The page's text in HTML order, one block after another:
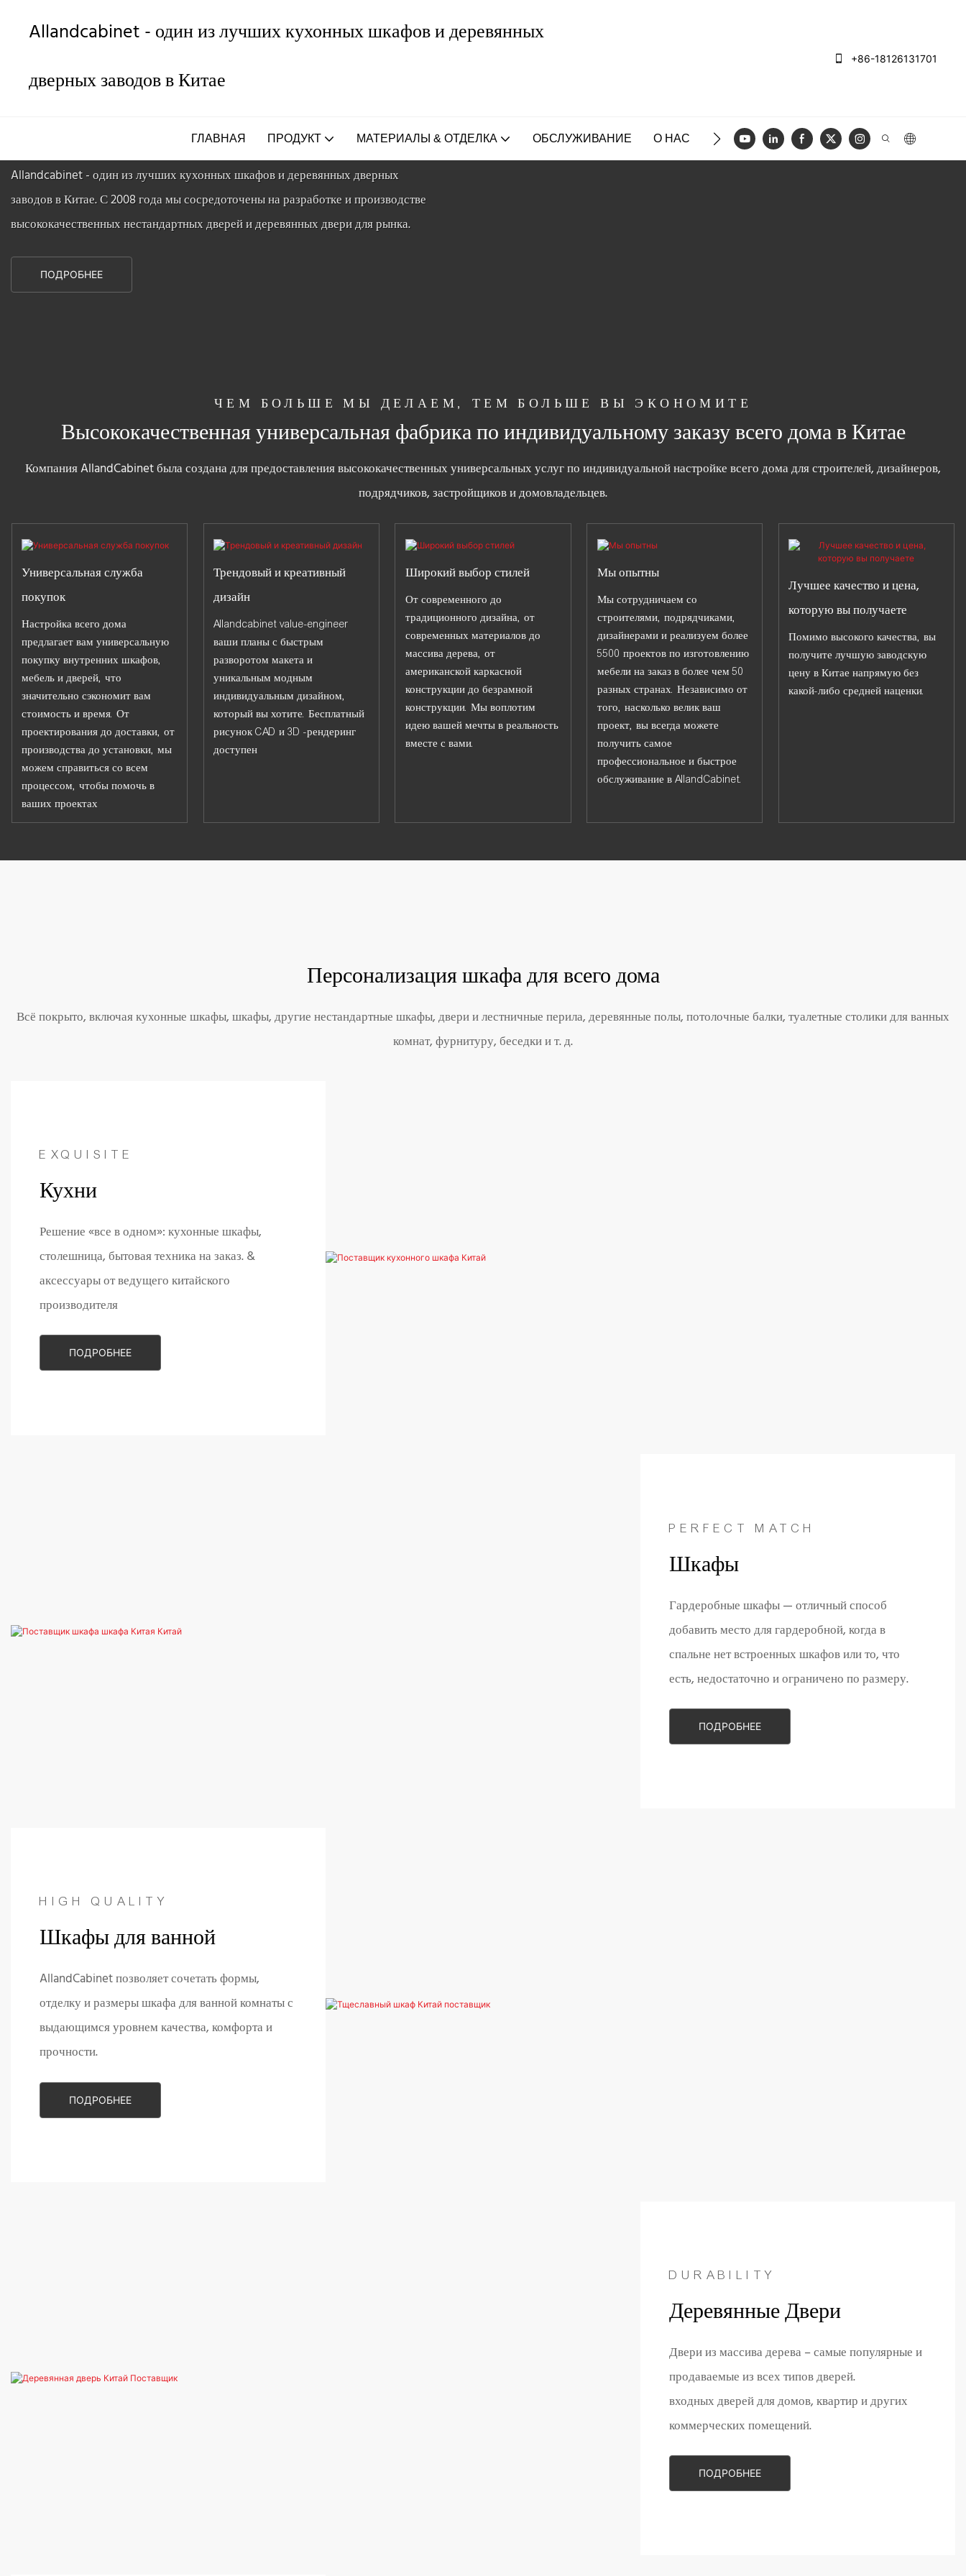
Allandcabinet - один из лучших кухонных шкафов и деревянных
дверных заводов в Китае
+86-18126131701
ГЛАВНАЯ ПРОДУКТ МАТЕРИАЛЫ & ОТДЕЛКА ОБСЛУЖИВАНИЕ О НАС ЧЕХЛЫ БЛОГ ВИДЕО
Лучшая фабрика настройки всего дома в
Allandcabinet - один из лучших кухонных шкафов и деревянных дверных
заводов в Китае. С 2008 года мы сосредоточены на разработке и производстве
высококачественных нестандартных дверей и деревянных двери для рынка.
ПОДРОБНЕЕ
ЧЕМ БОЛЬШЕ МЫ ДЕЛАЕМ, ТЕМ БОЛЬШЕ ВЫ ЭКОНОМИТЕ
Высококачественная универсальная фабрика по индивидуальному заказу всего дома в Китае
Компания AllandCabinet была создана для предоставления высококачественных универсальных услуг по индивидуальной настройке всего дома для строителей, дизайнеров,
подрядчиков, застройщиков и домовладельцев.
Универсальная служба
покупок
Настройка всего дома
предлагает вам универсальную
покупку внутренних шкафов,
мебель и дверей, что
значительно сэкономит вам
стоимость и время. От
проектирования до доставки, от
производства до установки, мы
можем справиться со всем
процессом, чтобы помочь в
ваших проектах
Трендовый и креативный
дизайн
Allandcabinet value-engineer
ваши планы с быстрым
разворотом макета и
уникальным модным
индивидуальным дизайном,
который вы хотите. Бесплатный
рисунок CAD и 3D -рендеринг
доступен
Широкий выбор стилей
От современного до
традиционного дизайна, от
современных материалов до
массива дерева, от
американской каркасной
конструкции до безрамной
конструкции. Мы воплотим
идею вашей мечты в реальность
вместе с вами.
Мы опытны
Мы сотрудничаем со
строителями, подрядчиками,
дизайнерами и реализуем более
5500 проектов по изготовлению
мебели на заказ в более чем 50
разных странах. Независимо от
того, насколько велик ваш
проект, вы всегда можете
получить самое
профессиональное и быстрое
обслуживание в AllandCabinet.
Лучшее качество и цена,
которую вы получаете
Помимо высокого качества, вы
получите лучшую заводскую
цену в Китае напрямую без
какой-либо средней наценки.
Персонализация шкафа для всего дома
Всё покрыто,включая кухонные шкафы, шкафы, другие нестандартные шкафы, двери и лестничные перила, деревянные полы, потолочные балки, туалетные столики для ванных
комнат, фурнитуру, беседки и т. д.
EXQUISITE
Кухни
Решение «все в одном»: кухонные шкафы,
столешница, бытовая техника на заказ. &
аксессуары от ведущего китайского
производителя
ПОДРОБНЕЕ
PERFECT MATCH
Шкафы
Гардеробные шкафы — отличный способ
добавить место для гардеробной, когда в
спальне нет встроенных шкафов или то, что
есть, недостаточно и ограничено по размеру.
ПОДРОБНЕЕ
HIGH QUALITY
Шкафы для ванной
AllandCabinet позволяет сочетать формы,
отделку и размеры шкафа для ванной комнаты с
выдающимся уровнем качества, комфорта и
прочности.
ПОДРОБНЕЕ
DURABILITY
Деревянные Двери
Двери из массива дерева – самые популярные и
продаваемые из всех типов дверей.
входных дверей для домов, квартир и других
коммерческих помещений.
ПОДРОБНЕЕ